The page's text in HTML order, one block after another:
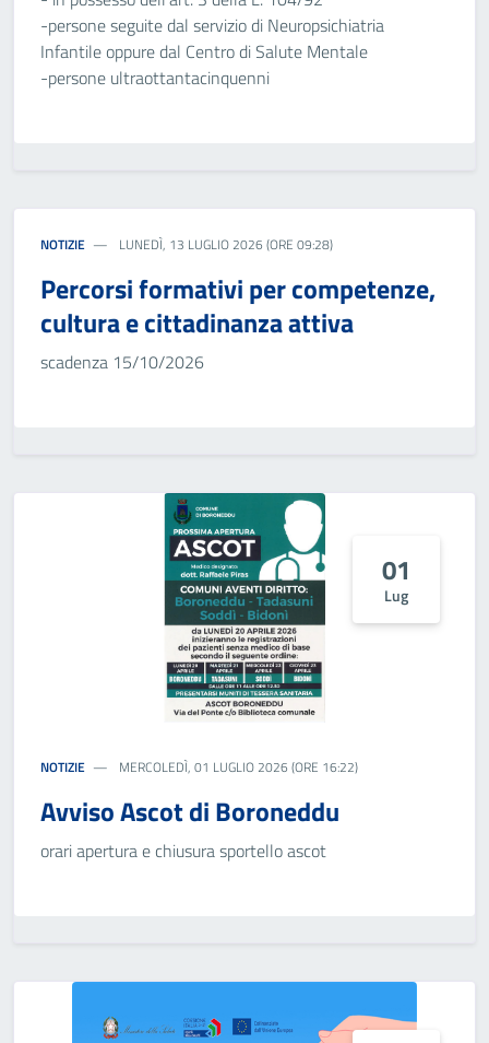
-persone seguite dal servizio di Neuropsichiatria
Infantile oppure dal Centro di Salute Mentale
-persone ultraottantacinquenni
NOTIZIE LUNEDÌ, 13 LUGLIO 2026 (ORE 09:28)
Percorsi formativi per competenze,
cultura e cittadinanza attiva
scadenza 15/10/2026
01
Lug
NOTIZIE MERCOLEDÌ, 01 LUGLIO 2026 (ORE 16:22)
Avviso Ascot di Boroneddu
orari apertura e chiusura sportello ascot